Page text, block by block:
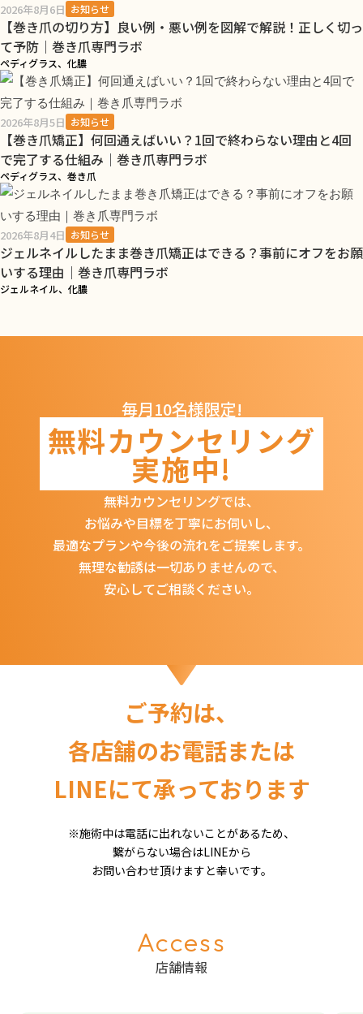
2026年8月6日 お知らせ
【巻き爪の切り方】良い例・悪い例を図解で解説！正しく切っ
て予防｜巻き爪専門ラボ
ペディグラス、化膿
2026年8月5日 お知らせ
【巻き爪矯正】何回通えばいい？1回で終わらない理由と4回
で完了する仕組み｜巻き爪専門ラボ
ペディグラス、巻き爪
2026年8月4日 お知らせ
ジェルネイルしたまま巻き爪矯正はできる？事前にオフをお願
いする理由｜巻き爪専門ラボ
ジェルネイル、化膿
毎月10名様限定!
無料カウンセリング
実施中!
無料カウンセリングでは、
お悩みや目標を丁寧にお伺いし、
最適なプランや今後の流れをご提案します。
無理な勧誘は一切ありませんので、
安心してご相談ください。
ご予約は、
各店舗のお電話または
LINEにて承っております
※施術中は電話に出れないことがあるため、
繋がらない場合はLINEから
お問い合わせ頂けますと幸いです。
Access
店舗情報